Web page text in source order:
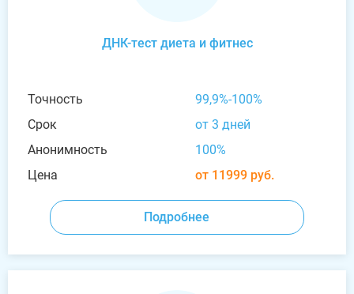
ДНК-тест диета и фитнес
Точность
99,9%-100%
Срок
от 3 дней
Анонимность
100%
Цена
от 11999 руб.
Подробнее